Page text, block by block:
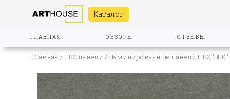
Каталог
ГЛАВНАЯ ОБЗОРЫ ОТЗЫВЫ
Главная /ПВХ панели / Ламинированные панели ПВХ "ВЕК"